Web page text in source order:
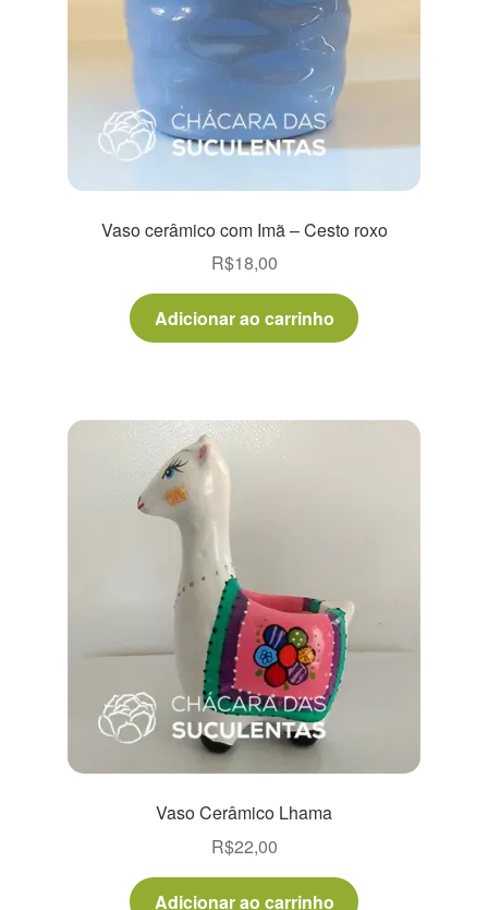
Vaso cerâmico com Imã – Cesto roxo
R$18,00
Adicionar ao carrinho
Vaso Cerâmico Lhama
R$22,00
Adicionar ao carrinho